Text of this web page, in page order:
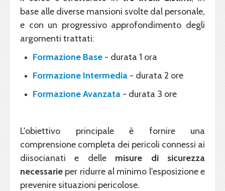
base alle diverse mansioni svolte dal personale,
e con un progressivo approfondimento degli
argomenti trattati:
Formazione Base - durata 1 ora
Formazione Intermedia - durata 2 ore
Formazione Avanzata - durata 3 ore
L'obiettivo principale è fornire una
comprensione completa dei pericoli connessi ai
diisocianati e delle misure di sicurezza
necessarie per ridurre al minimo l'esposizione e
prevenire situazioni pericolose.